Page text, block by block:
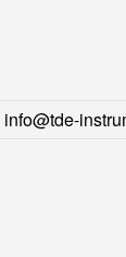
info@tde-